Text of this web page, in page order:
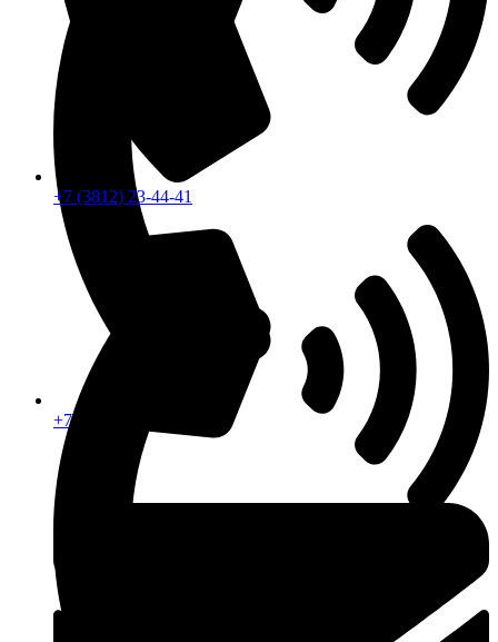
+7 (913) 672-49-54
+7 (3812) 23-44-41